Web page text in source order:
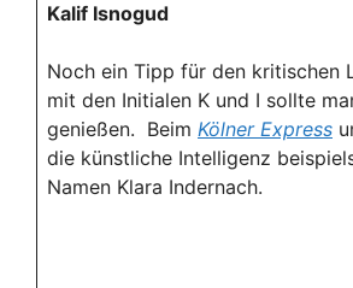
Kalif Isnogud
Noch ein Tipp für den kritischen
mit den Initialen K und I sollte
genießen. Beim Kölner Express
die künstliche Intelligenz
Namen Klara Indernach.